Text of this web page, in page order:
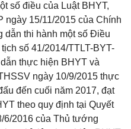
số điều của Luật BHYT,
ngày 15/11/2015 của Chính
dẫn thi hành một số Điều
tịch số 41/2014/TTLT-BYT-
thực hiện BHYT và
ngày 10/9/2015 thực
đến cuối năm 2017, đạt
theo quy định tại Quyết
6/2016 của Thủ tướng